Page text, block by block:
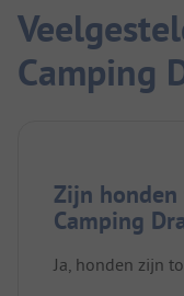
Camping
Zijn
Camping
Ja, honden zijn